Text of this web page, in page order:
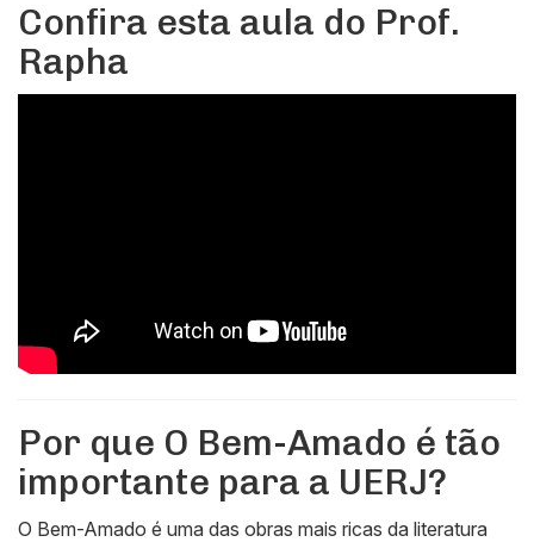
Confira esta aula do Prof.
Rapha
Por que O Bem-Amado é tão
importante para a UERJ?
O Bem-Amado é uma das obras mais ricas da literatura